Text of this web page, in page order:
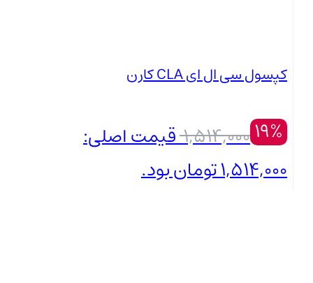
کپسول سی ال ای CLA کارن
19%
1,514,000 قیمت اصلی:
1,514,000 تومان بود.